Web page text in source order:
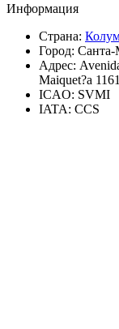
Информация
Страна:
Город: Санта-
Адрес:
Maiquet?a
ICAO: SVMI
IATA: CCS